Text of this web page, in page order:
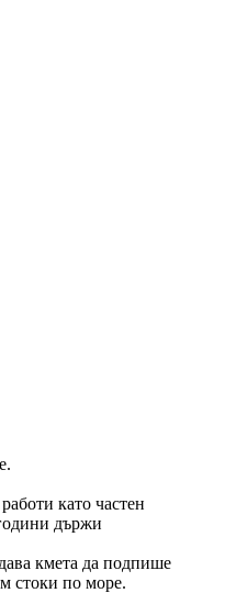
като частен
държи
кмета да подпише
стоки по море.